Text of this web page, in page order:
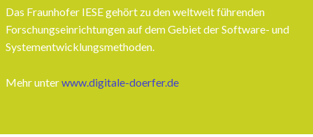
Das Fraunhofer IESE gehört zu den weltweit führenden
Forschungseinrichtungen auf dem Gebiet der Software- und
Systementwicklungsmethoden.
Mehr unterwww.digitale-doerfer.de